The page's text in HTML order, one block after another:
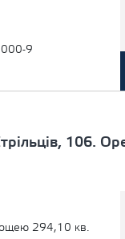
9
106.
294,10 кв.